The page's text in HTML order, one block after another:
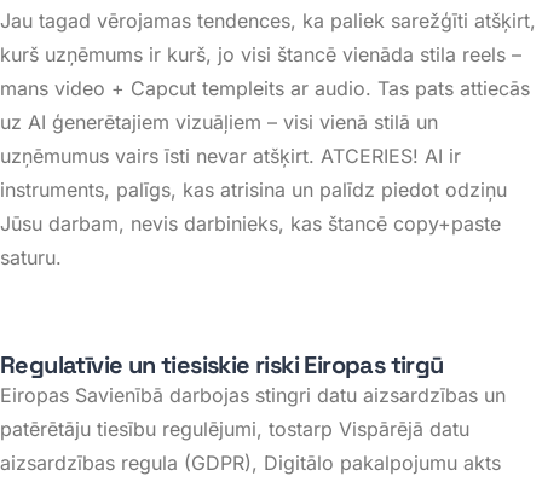
Jau tagad vērojamas tendences, ka paliek sarežģīti atšķirt,
kurš uzņēmums ir kurš, jo visi štancē vienāda stila reels –
mans video + Capcut templeits ar audio. Tas pats attiecās
uz AI ģenerētajiem vizuāļiem – visi vienā stilā un
uzņēmumus vairs īsti nevar atšķirt. ATCERIES! AI ir
instruments, palīgs, kas atrisina un palīdz piedot odziņu
Jūsu darbam, nevis darbinieks, kas štancē copy+paste
saturu.
Regulatīvie un tiesiskie riski Eiropas tirgū
Eiropas Savienībā darbojas stingri datu aizsardzības un
patērētāju tiesību regulējumi, tostarp Vispārējā datu
aizsardzības regula (GDPR), Digitālo pakalpojumu akts